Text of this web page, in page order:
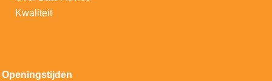
Kwaliteit
Openingstijden